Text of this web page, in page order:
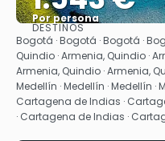
Por persona
DESTINOS
Bogotá · Bogotá · Bogotá ·
Quindio · Armenia, Quindio ·
Armenia, Quindio · Armenia,
Medellín · Medellín · Medellín
Cartagena de Indias ·
· Cartagena de Indias ·